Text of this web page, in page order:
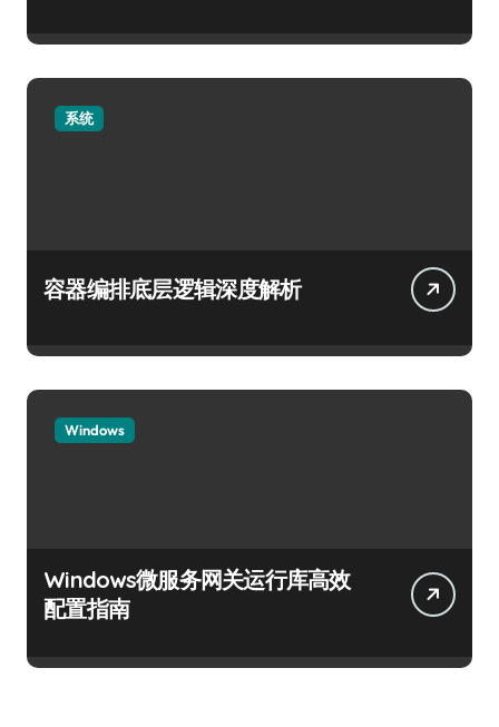
系统
容器编排底层逻辑深度解析
Windows
Windows微服务网关运行库高效
配置指南